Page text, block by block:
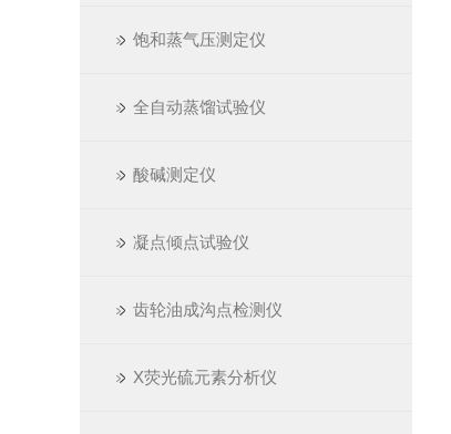
饱和蒸气压测定仪
全自动蒸馏试验仪
酸碱测定仪
凝点倾点试验仪
齿轮油成沟点检测仪
X荧光硫元素分析仪